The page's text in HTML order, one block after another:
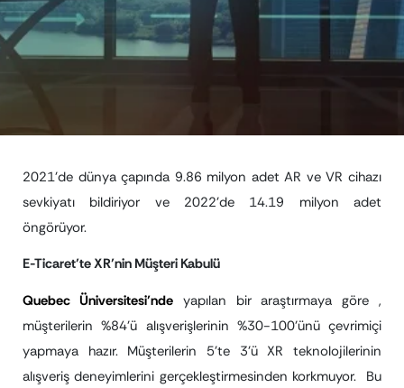
2021’de dünya çapında 9.86 milyon adet AR ve VR cihazı
sevkiyatı bildiriyor ve 2022’de 14.19 milyon adet
öngörüyor.
E-Ticaret’te XR’nin Müşteri Kabulü
Quebec Üniversitesi’ndeyapılan bir araştırmaya göre ,
müşterilerin %84’ü alışverişlerinin %30-100’ünü çevrimiçi
yapmaya hazır. Müşterilerin 5’te 3’ü XR teknolojilerinin
alışveriş deneyimlerini gerçekleştirmesinden korkmuyor. Bu